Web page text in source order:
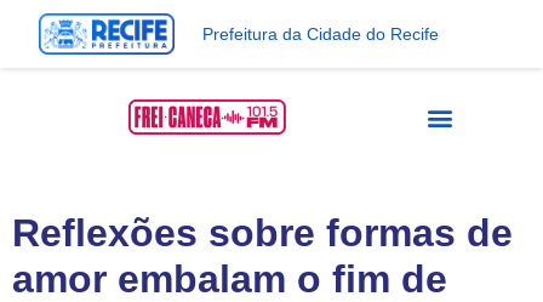
Prefeitura da Cidade do Recife
Reflexões sobre formas de
amor embalam o fim de